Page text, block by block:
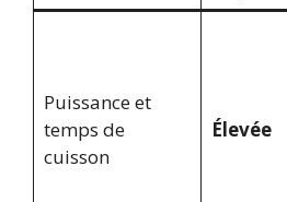
Puissance et
temps de
cuisson
Élevée